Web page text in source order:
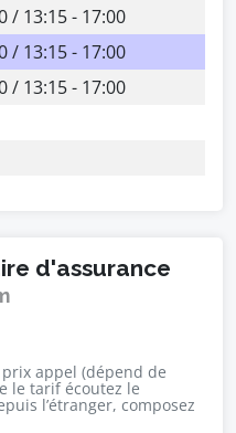
/ 13:15 - 17:00
/ 13:15 - 17:00
/ 13:15 - 17:00
d'assurance
appel (dépend de
le tarif écoutez le
l’étranger, composez